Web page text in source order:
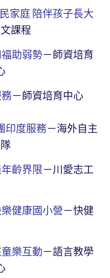
家庭 陪伴孩子長大
課程
助弱勢－師資培育
－師資培育中心
印度服務－海外自主
齡界限－川愛志工
健康國小營－快健
樂互動－語言教學